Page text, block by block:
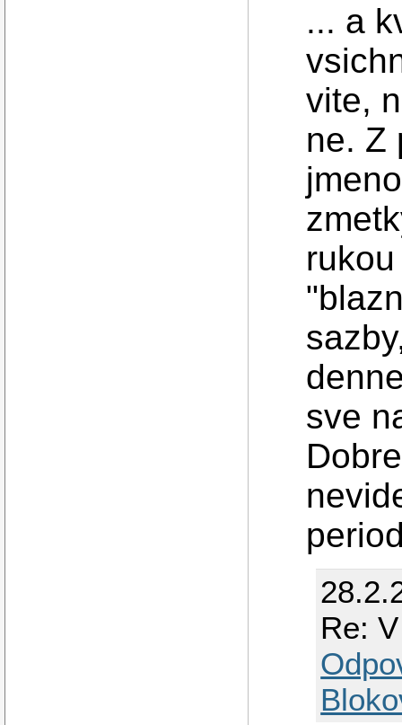
... a
vite,
ne. Z
sve
Re: